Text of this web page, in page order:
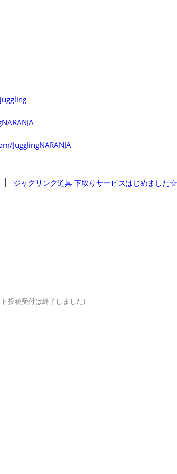
JugglingNARANJA
ジャグリング道具 下取りサービスはじめました☆
投稿受付は終了しました)